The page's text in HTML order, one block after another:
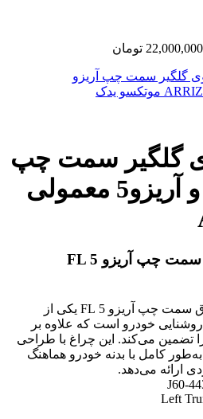
22,000,000 تومان
گلگیر سمت چپ
آریزو ۵ اف ال و آریزو5 معمولی
چراغ عقب روی صندوق سمت چپ آریزو 5 FL
چراغ عقب روی صندوق سمت چپ آریزو 5 FL یکی از
خودرو است که علاوه بر
را تضمین می‌کند. این چراغ با طراحی
به‌طور کامل با بدنه خودرو هماهنگ
ارائه می‌دهد.
Left